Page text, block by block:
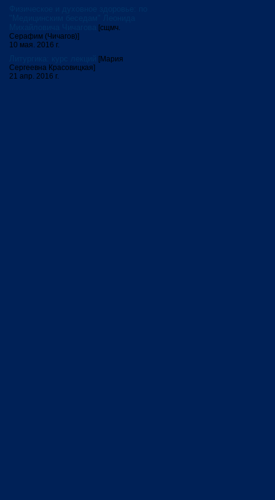
[сщмч.
Серафим (Чичагов)]
10 мая. 2016 г.
[Мария
Сергеевна Красовицкая]
21 апр. 2016 г.